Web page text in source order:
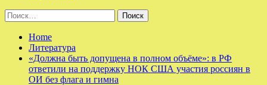
Найти:
Home
Литература
«Должна быть допущена в полном объёме»: в РФ
ответили на поддержку НОК США участия россиян в
ОИ без флага и гимна